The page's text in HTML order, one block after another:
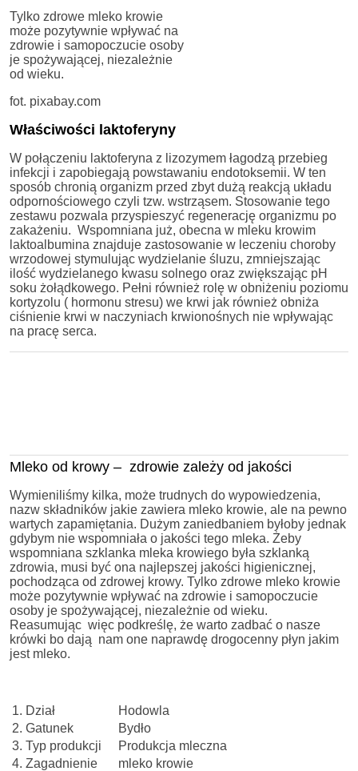
Tylko zdrowe mleko krowie
może pozytywnie wpływać na
zdrowie i samopoczucie osoby
je spożywającej, niezależnie
od wieku.
fot. pixabay.com
Właściwości laktoferyny
W połączeniu laktoferyna z lizozymem łagodzą przebieg
infekcji i zapobiegają powstawaniu endotoksemii. W ten
sposób chronią organizm przed zbyt dużą reakcją układu
odpornościowego czyli tzw. wstrząsem. Stosowanie tego
zestawu pozwala przyspieszyć regenerację organizmu po
zakażeniu. Wspomniana już, obecna w mleku krowim
laktoalbumina znajduje zastosowanie w leczeniu choroby
wrzodowej stymulując wydzielanie śluzu, zmniejszając
ilość wydzielanego kwasu solnego oraz zwiększając pH
soku żołądkowego. Pełni również rolę w obniżeniu poziomu
kortyzolu ( hormonu stresu) we krwi jak również obniża
ciśnienie krwi w naczyniach krwionośnych nie wpływając
na pracę serca.
Mleko od krowy – zdrowie zależy od jakości
Wymieniliśmy kilka, może trudnych do wypowiedzenia,
nazw składników jakie zawiera mleko krowie, ale na pewno
wartych zapamiętania. Dużym zaniedbaniem byłoby jednak
gdybym nie wspomniała o jakości tego mleka. Żeby
wspomniana szklanka mleka krowiego była szklanką
zdrowia, musi być ona najlepszej jakości higienicznej,
pochodząca od zdrowej krowy. Tylko zdrowe mleko krowie
może pozytywnie wpływać na zdrowie i samopoczucie
osoby je spożywającej, niezależnie od wieku.
Reasumując więc podkreślę, że warto zadbać o nasze
krówki bo dają nam one naprawdę drogocenny płyn jakim
jest mleko.
1. Dział
Hodowla
2. Gatunek
Bydło
3. Typ produkcji
Produkcja mleczna
4. Zagadnienie
mleko krowie